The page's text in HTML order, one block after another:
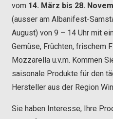
vom 14. März bis 28.
(ausser am Albanifest-
August) von 9 – 14 Uhr mit
Gemüse, Früchten, frischem
Mozzarella u.v.m. Kommen
saisonale Produkte für den
Hersteller aus der Region
Sie haben Interesse, Ihre